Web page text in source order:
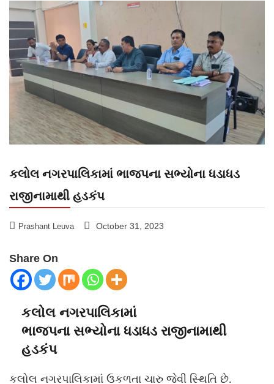
કલોલ નગરપાલિકામાં ભાજપના સભ્યોના ધડાધડ
રાજીનામાથી હડકંપ
Prashant Leuva October 31, 2023
Share On
કલોલ નગરપાલિકામાં
ભાજપના સભ્યોના ધડાધડ રાજીનામાથી
હડકંપ
કલોલ નગરપાલિકામાં ઉકળતા ચારુ જેવી સ્થિતિ છે.